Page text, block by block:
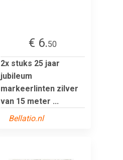
€ 6.50
2x stuks 25 jaar
jubileum
markeerlinten zilver
van 15 meter ...
Bellatio.nl